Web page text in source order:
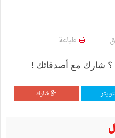
طباعة
؟ شارك مع أصدقائك !
شارك